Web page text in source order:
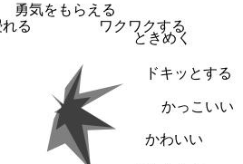
勇気をもらえる
ワクワクする
ときめく
ドキッとする
かっこいい
かわいい
る